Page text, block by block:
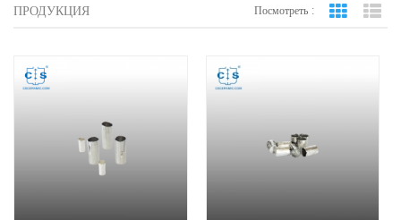
ПРОДУКЦИЯ Посмотреть : вид сетки